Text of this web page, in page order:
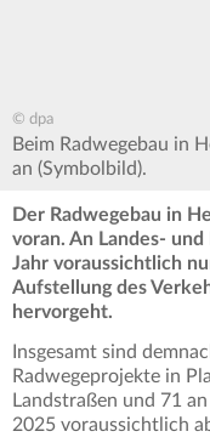
© dpa
Beim Radwegebau in
an (Symbolbild).
Der Radwegebau in
voran. An Landes-
Jahr voraussichtlich
Aufstellung des
hervorgeht.
Insgesamt sind
Radwegeprojekte in
Landstraßen und 71
2025 voraussichtlich